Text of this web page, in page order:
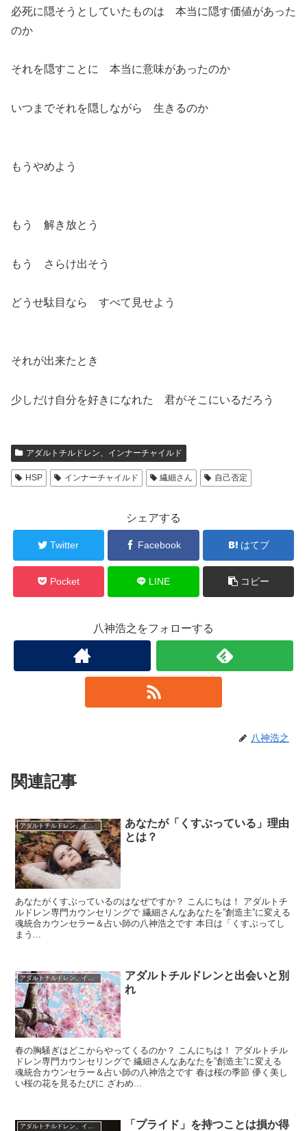
必死に隠そうとしていたものは 本当に隠す価値があった
のか
それを隠すことに 本当に意味があったのか
いつまでそれを隠しながら 生きるのか
もうやめよう
もう 解き放とう
もう さらけ出そう
どうせ駄目なら すべて見せよう
それが出来たとき
少しだけ自分を好きになれた 君がそこにいるだろう
アダルトチルドレン、インナーチャイルド
HSP インナーチャイルド 繊細さん 自己否定
シェアする
Twitter Facebook はてブ
Pocket LINE コピー
八神浩之をフォローする
八神浩之
関連記事
アダルトチルドレン、インナーチャイルド
あなたが「くすぶっている」理由
とは？
あなたがくすぶっているのはなぜですか？ こんにちは！ アダルトチ
ルドレン専門カウンセリングで 繊細さんなあなたを”創造主”に変える
魂統合カウンセラー＆占い師の八神浩之です 本日は「くすぶってし
まう...
アダルトチルドレン、インナーチャイルド
アダルトチルドレンと出会いと別
れ
春の胸騒ぎはどこからやってくるのか？ こんにちは！ アダルトチル
ドレン専門カウンセリングで 繊細さんなあなたを”創造主”に変える
魂統合カウンセラー＆占い師の八神浩之です 春は桜の季節 儚く美し
い桜の花を見るたびに ざわめ...
アダルトチルドレン、インナーチャイルド
「プライド」を持つことは損か得